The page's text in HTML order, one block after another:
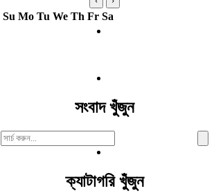
Su Mo Tu We Th Fr Sa
সংবাদ খুঁজুন
Search
For:
ক্যাটাগরি খুঁজুন